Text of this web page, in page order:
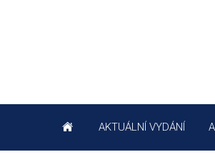
AKTUÁLNÍ VYDÁNÍ